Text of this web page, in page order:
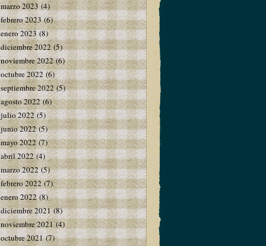
marzo 2023(4)
febrero 2023(6)
enero 2023(8)
diciembre 2022(5)
noviembre 2022(6)
octubre 2022 (6)
septiembre 2022(5)
agosto 2022(6)
julio 2022(5)
junio 2022(5)
mayo 2022(7)
abril 2022(4)
marzo 2022(5)
febrero 2022(7)
enero 2022(8)
diciembre 2021(8)
noviembre 2021(4)
octubre 2021(7)